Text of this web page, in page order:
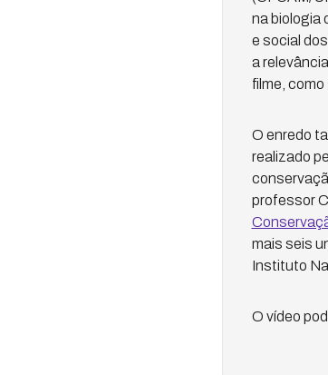
na biologia
e social
a
filme,
O enredo
realizado
professor
mais seis
Instituto
O vídeo